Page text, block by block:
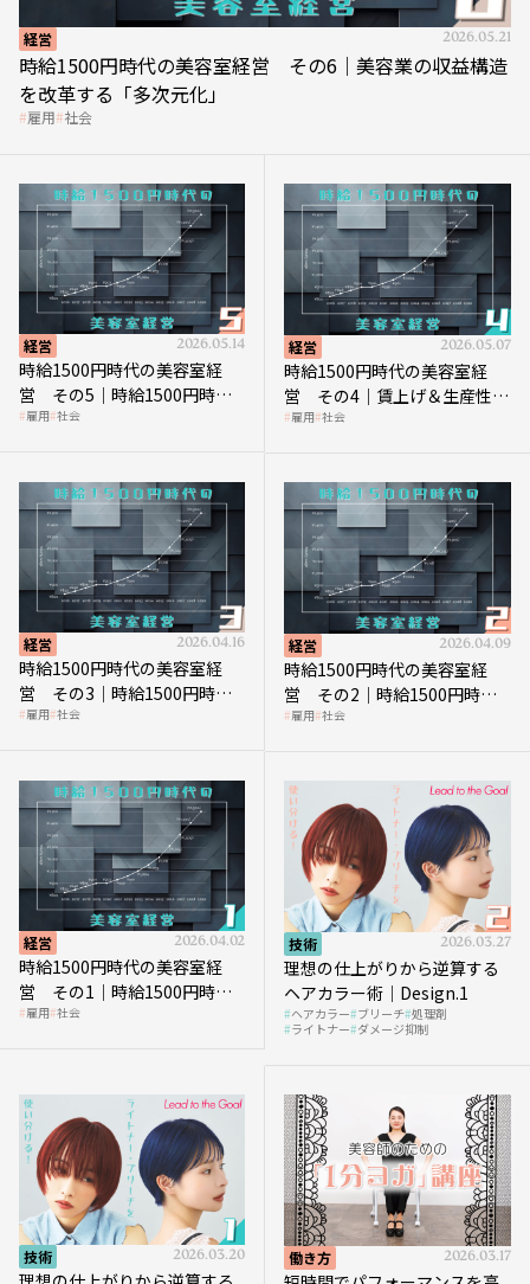
経営 2026.05.21
時給1500円時代の美容室経営 その6｜美容業の収益構造
を改革する「多次元化」
雇用 社会
経営 2026.05.14
時給1500円時代の美容室経
営 その5｜時給1500円時代
の到来は美容業の収益構造を
雇用 社会
経営 2026.05.07
時給1500円時代の美容室経
営 その4｜賃上げ＆生産性向
上につなげる賢い助成金活用
雇用 社会
経営 2026.04.16
時給1500円時代の美容室経
営 その3｜時給1500円時
代、美容業はどのような影響
雇用 社会
経営 2026.04.09
時給1500円時代の美容室経
営 その2｜時給1500円時代
に支払う給与はいくらなのか
雇用 社会
経営 2026.04.02
時給1500円時代の美容室経
営 その1｜時給1500円時代
へ向かう社会的背景
雇用 社会
技術 2026.03.27
理想の仕上がりから逆算する
ヘアカラー術｜Design.1
ヘアカラー ブリーチ 処理剤
ライトナー ダメージ抑制
技術 2026.03.20 働き方 2026.03.17